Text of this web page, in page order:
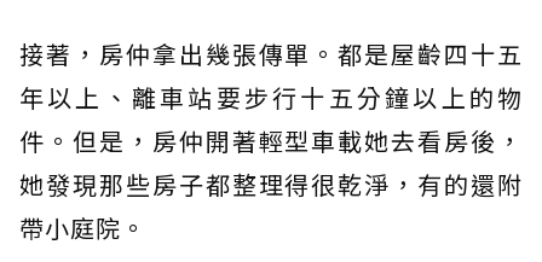
接著，房仲拿出幾張傳單。都是屋齡四十五
年以上、離車站要步行十五分鐘以上的物
件。但是，房仲開著輕型車載她去看房後，
她發現那些房子都整理得很乾淨，有的還附
帶小庭院。